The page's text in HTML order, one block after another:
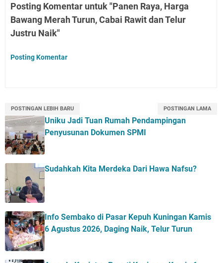
Posting Komentar untuk "Panen Raya, Harga
Bawang Merah Turun, Cabai Rawit dan Telur
Justru Naik"
Posting Komentar
POSTINGAN LEBIH BARU POSTINGAN LAMA
Uniku Jadi Tuan Rumah Pendampingan
Penyusunan Dokumen SPMI
Sudahkah Kita Merdeka Dari Hawa Nafsu?
Info Sembako di Pasar Kepuh Kuningan Kamis
6 Agustus 2026, Daging Naik, Telur Turun